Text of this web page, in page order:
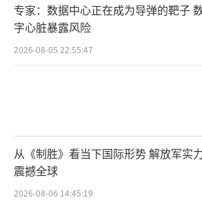
专家：数据中心正在成为导弹的靶子
字心脏暴露风险
2026-08-05 22:55:47
从《制胜》看当下国际形势 解放军实
震撼全球
2026-08-06 14:45:19